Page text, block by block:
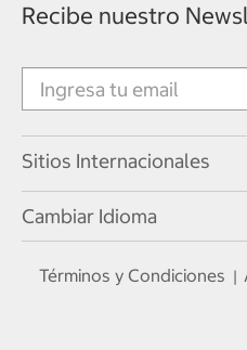
Recibe nuestro
Sitios Internacionales
Cambiar Idioma
Términos y Condiciones |